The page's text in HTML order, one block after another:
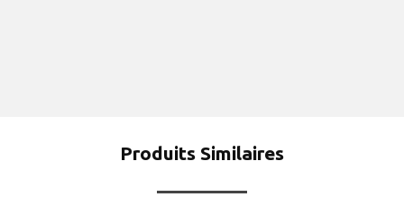
Produits Similaires